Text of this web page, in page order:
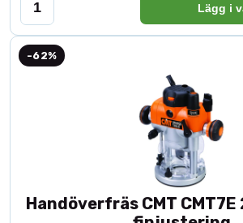
Lägg i
-62%
Handöverfräs CMT